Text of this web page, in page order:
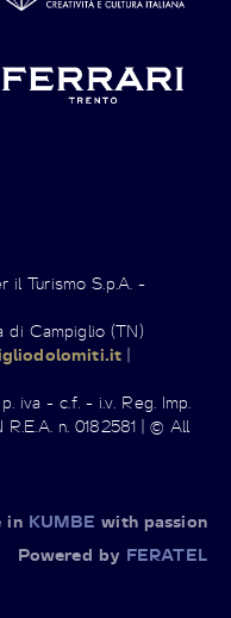
il Turismo S.p.A. -
di Campiglio (TN)
|
iva - c.f. - i.v. Reg. Imp.
n. 0182581 | © All
in KUMBE with passion
Powered by FERATEL